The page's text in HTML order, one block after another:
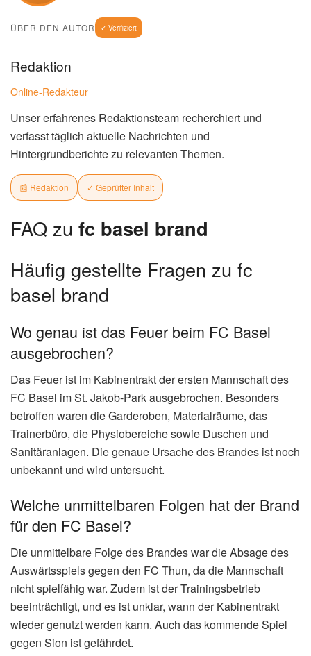
ÜBER DEN AUTOR ✓ Verifiziert
Redaktion
Online-Redakteur
Unser erfahrenes Redaktionsteam recherchiert und
verfasst täglich aktuelle Nachrichten und
Hintergrundberichte zu relevanten Themen.
📰 Redaktion ✓ Geprüfter Inhalt
FAQ zu fc basel brand
Häufig gestellte Fragen zu fc
basel brand
Wo genau ist das Feuer beim FC Basel
ausgebrochen?
Das Feuer ist im Kabinentrakt der ersten Mannschaft des
FC Basel im St. Jakob-Park ausgebrochen. Besonders
betroffen waren die Garderoben, Materialräume, das
Trainerbüro, die Physiobereiche sowie Duschen und
Sanitäranlagen. Die genaue Ursache des Brandes ist noch
unbekannt und wird untersucht.
Welche unmittelbaren Folgen hat der Brand
für den FC Basel?
Die unmittelbare Folge des Brandes war die Absage des
Auswärtsspiels gegen den FC Thun, da die Mannschaft
nicht spielfähig war. Zudem ist der Trainingsbetrieb
beeinträchtigt, und es ist unklar, wann der Kabinentrakt
wieder genutzt werden kann. Auch das kommende Spiel
gegen Sion ist gefährdet.